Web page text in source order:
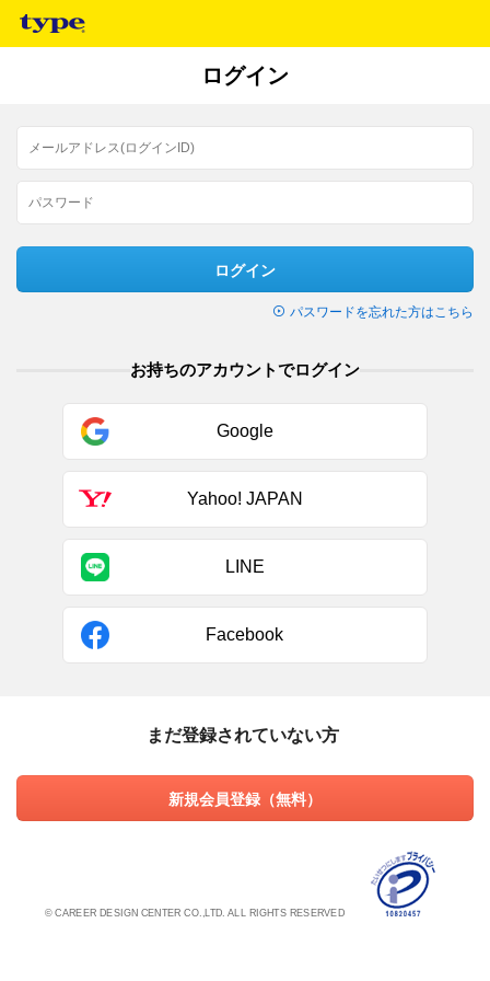
ログイン
ログイン
パスワードを忘れた方はこちら
お持ちのアカウントでログイン
Google
Yahoo! JAPAN
LINE
Facebook
まだ登録されていない方
新規会員登録（無料）
© CAREER DESIGN CENTER CO.,LTD. ALL RIGHTS RESERVED